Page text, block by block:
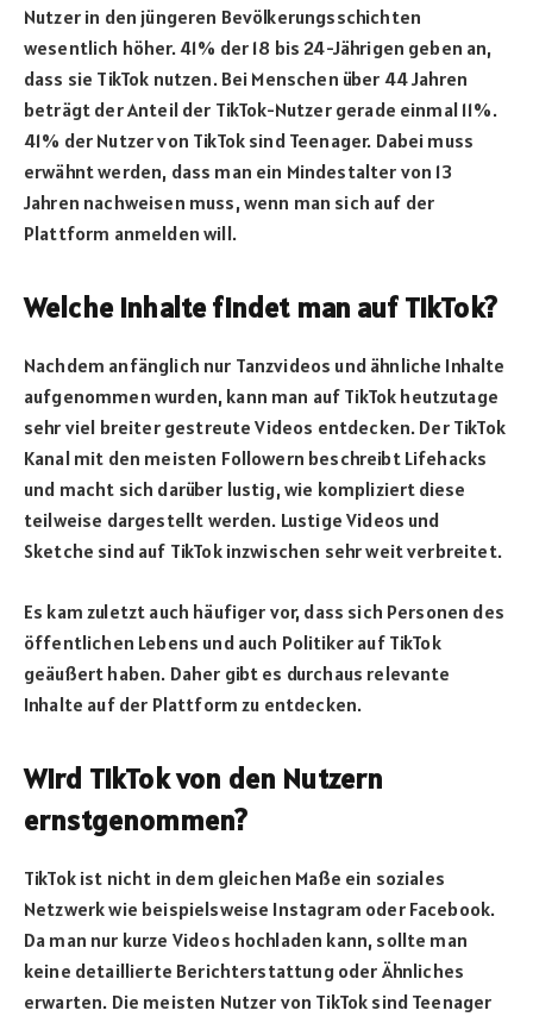
Nutzer in den jüngeren Bevölkerungsschichten
wesentlich höher. 41% der 18 bis 24-Jährigen geben an,
dass sie TikTok nutzen. Bei Menschen über 44 Jahren
beträgt der Anteil der TikTok-Nutzer gerade einmal 11%.
41% der Nutzer von TikTok sind Teenager. Dabei muss
erwähnt werden, dass man ein Mindestalter von 13
Jahren nachweisen muss, wenn man sich auf der
Plattform anmelden will.
Welche Inhalte findet man auf TikTok?
Nachdem anfänglich nur Tanzvideos und ähnliche Inhalte
aufgenommen wurden, kann man auf TikTok heutzutage
sehr viel breiter gestreute Videos entdecken. Der TikTok
Kanal mit den meisten Followern beschreibt Lifehacks
und macht sich darüber lustig, wie kompliziert diese
teilweise dargestellt werden. Lustige Videos und
Sketche sind auf TikTok inzwischen sehr weit verbreitet.
Es kam zuletzt auch häufiger vor, dass sich Personen des
öffentlichen Lebens und auch Politiker auf TikTok
geäußert haben. Daher gibt es durchaus relevante
Inhalte auf der Plattform zu entdecken.
Wird TikTok von den Nutzern
ernstgenommen?
TikTok ist nicht in dem gleichen Maße ein soziales
Netzwerk wie beispielsweise Instagram oder Facebook.
Da man nur kurze Videos hochladen kann, sollte man
keine detaillierte Berichterstattung oder Ähnliches
erwarten. Die meisten Nutzer von TikTok sind Teenager